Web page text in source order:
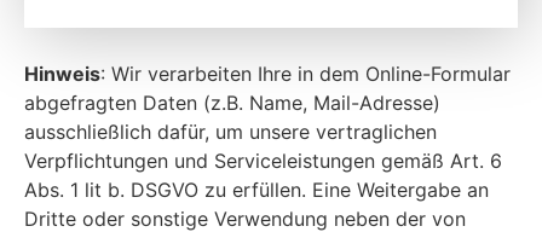
Hinweis: Wir verarbeiten Ihre in dem Online-Formular
abgefragten Daten (z.B. Name, Mail-Adresse)
ausschließlich dafür, um unsere vertraglichen
Verpflichtungen und Serviceleistungen gemäß Art. 6
Abs. 1 lit b. DSGVO zu erfüllen. Eine Weitergabe an
Dritte oder sonstige Verwendung neben der von